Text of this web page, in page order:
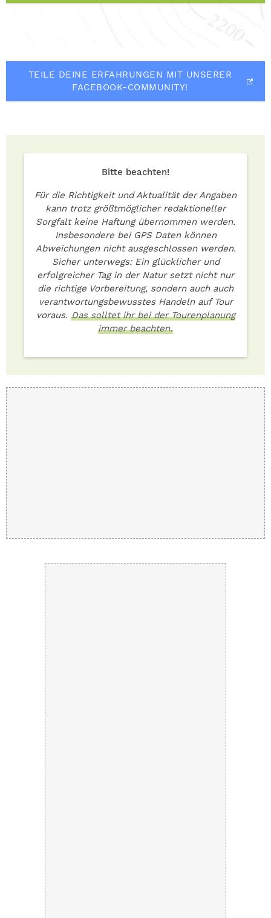
TEILE DEINE ERFAHRUNGEN MIT UNSERER
FACEBOOK-COMMUNITY!
Bitte beachten!
Für die Richtigkeit und Aktualität der Angaben
kann trotz größtmöglicher redaktioneller
Sorgfalt keine Haftung übernommen werden.
Insbesondere bei GPS Daten können
Abweichungen nicht ausgeschlossen werden.
Sicher unterwegs: Ein glücklicher und
erfolgreicher Tag in der Natur setzt nicht nur
die richtige Vorbereitung, sondern auch auch
verantwortungsbewusstes Handeln auf Tour
voraus. Das solltet ihr bei der Tourenplanung
immer beachten.